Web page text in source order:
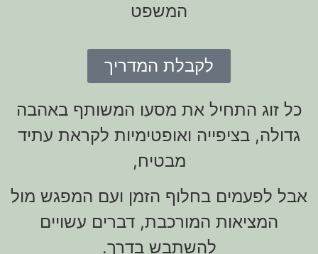
המשפט
לקבלת המדריך
כל זוג התחיל את מסעו המשותף באהבה
גדולה, בציפייה ואופטימיות לקראת עתיד
מבטיח,
אבל לפעמים בחלוף הזמן ועם המפגש מול
המציאות המורכבת, דברים עשויים
להשתבש בדרך.